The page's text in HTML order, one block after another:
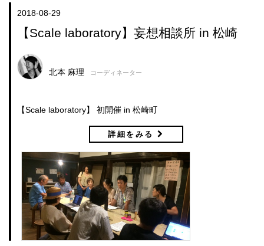
2018-08-29
【Scale laboratory】妄想相談所 in 松崎
北本 麻理 コーディネーター
【Scale laboratory】 初開催 in 松崎町
詳細をみる